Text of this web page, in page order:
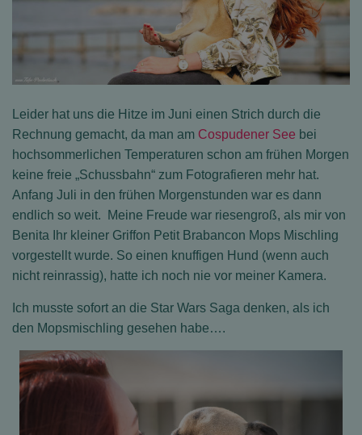
Leider hat uns die Hitze im Juni einen Strich durch die
Rechnung gemacht, da man am Cospudener See bei
hochsommerlichen Temperaturen schon am frühen Morgen
keine freie „Schussbahn“ zum Fotografieren mehr hat.
Anfang Juli in den frühen Morgenstunden war es dann
endlich so weit. Meine Freude war riesengroß, als mir von
Benita Ihr kleiner Griffon Petit Brabancon Mops Mischling
vorgestellt wurde. So einen knuffigen Hund (wenn auch
nicht reinrassig), hatte ich noch nie vor meiner Kamera.
Ich musste sofort an die Star Wars Saga denken, als ich
den Mopsmischling gesehen habe….